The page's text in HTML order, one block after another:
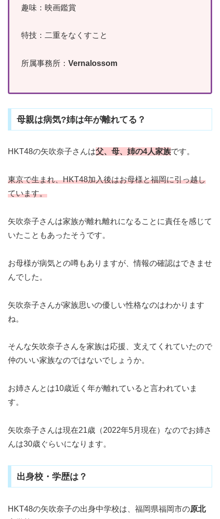
趣味：映画鑑賞
特技：二重をなくすこと
所属事務所： Vernalossom
母親は病気?姉は年が離れてる？
HKT48の矢吹奈子さんは父、母、姉の4人家族です。
東京で生まれ、HKT48加入後はお母様と福岡に引っ越し
ています。
矢吹奈子さんは家族が離れ離れになることに責任を感じて
いたこともあったそうです。
お母様が病気との噂もありますが、情報の確認はできませ
んでした。
矢吹奈子さんが家族思いの優しい性格なのはわかります
ね。
そんな矢吹奈子さんを家族は応援、支えてくれていたので
仲のいい家族なのではないでしょうか。
お姉さんとは10歳近く年が離れていると言われていま
す。
矢吹奈子さんは現在21歳（2022年5月現在）なのでお姉さ
んは30歳ぐらいになります。
出身校・学歴は？
HKT48の矢吹奈子の出身中学校は、福岡県福岡市の原北